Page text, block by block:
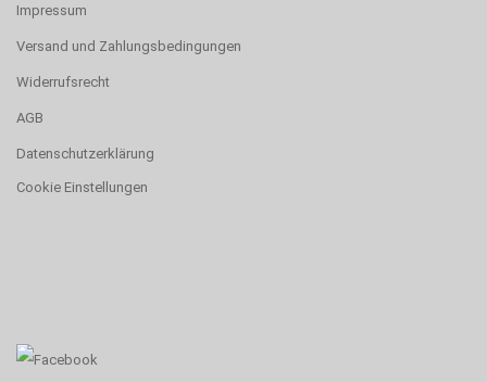
Impressum
Versand und Zahlungsbedingungen
Widerrufsrecht
AGB
Datenschutzerklärung
Cookie Einstellungen